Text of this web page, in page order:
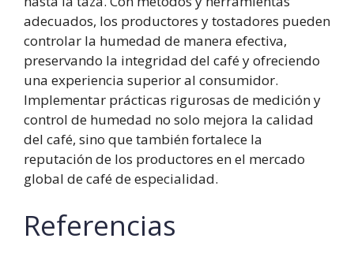
adecuados, los productores y tostadores pueden
controlar la humedad de manera efectiva,
preservando la integridad del café y ofreciendo
una experiencia superior al consumidor.
Implementar prácticas rigurosas de medición y
control de humedad no solo mejora la calidad
del café, sino que también fortalece la
reputación de los productores en el mercado
global de café de especialidad.
Referencias